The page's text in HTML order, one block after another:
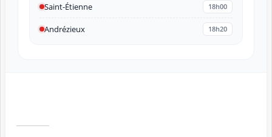
Saint-Étienne 18h00
Andrézieux 18h20